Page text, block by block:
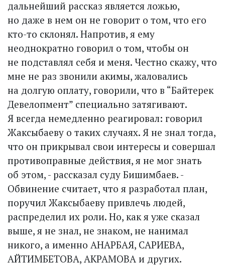
дальнейший рассказ является ложью,
но даже в нем он не говорит о том, что его
кто-то склонял. Напротив, я ему
неоднократно говорил о том, чтобы он
не подставлял себя и меня. Честно скажу, что
мне не раз звонили акимы, жаловались
на долгую оплату, говорили, что в “Байтерек
Девелопмент” специально затягивают.
Я всегда немедленно реагировал: говорил
Жаксыбаеву о таких случаях. Я не знал тогда,
что он прикрывал свои интересы и совершал
противоправные действия, я не мог знать
об этом, - рассказал суду Бишимбаев. -
Обвинение считает, что я разработал план,
поручил Жаксыбаеву привлечь людей,
распределил их роли. Но, как я уже сказал
выше, я не знал, не знаком, не нанимал
никого, а именно АНАРБАЯ, САРИЕВА,
АЙТИМБЕТОВА, АКРАМОВА и других.